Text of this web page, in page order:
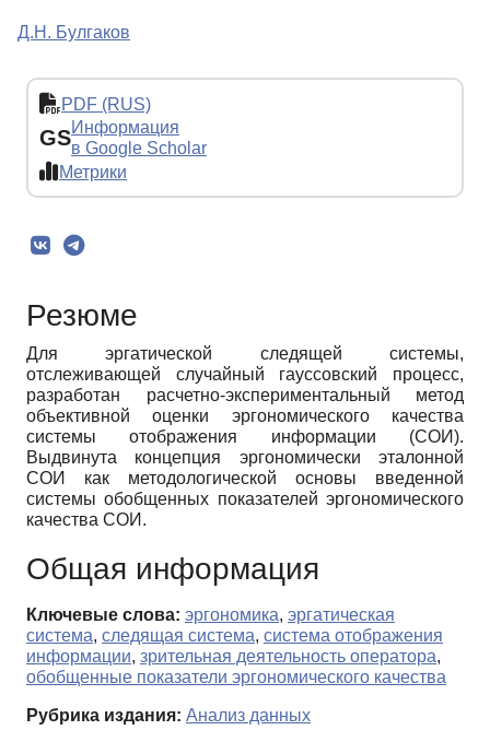
Д.Н. Булгаков
PDF (RUS)
GSИнформация
в Google Scholar
Метрики
Резюме
Для эргатической следящей системы,
отслеживающей случайный гауссовский процесс,
разработан расчетно-экспериментальный метод
объективной оценки эргономического качества
системы отображения информации (СОИ).
Выдвинута концепция эргономически эталонной
СОИ как методологической основы введенной
системы обобщенных показателей эргономического
качества СОИ.
Общая информация
Ключевые слова: эргономика, эргатическая
система, следящая система, система отображения
информации, зрительная деятельность оператора,
обобщенные показатели эргономического качества
Рубрика издания: Анализ данных